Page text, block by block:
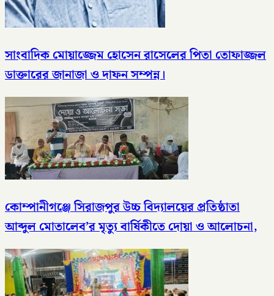
সাংবাদিক মোয়াজ্জেম হোসেন রাসেলের পিতা তোফাজ্জল
ডাক্তারের জানাজা ও দাফন সম্পন্ন।
কোম্পানীগঞ্জে সিরাজপুর উচ্চ বিদ্যালয়ের প্রতিষ্ঠাতা
আব্দুল মোতালেব’র মৃত্যু বার্ষিকীতে দোয়া ও আলোচনা,